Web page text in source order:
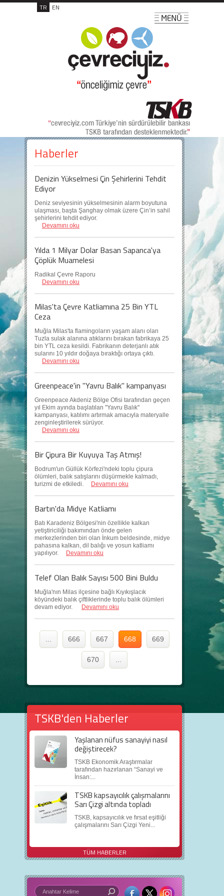
TR EN
Haberler
Denizin Yükselmesi Çin Şehirlerini Tehdit
Ediyor
Deniz seviyesinin yükselmesinin alarm boyutuna
ulaşması, başta Şanghay olmak üzere Çin’in sahil
şehirlerini tehdit ediyor.
Devamını oku
Yılda 1 Milyar Dolar Basan Sapanca'ya
Çöplük Muamelesi
Radikal Çevre Raporu
Devamını oku
Milas'ta Çevre Katliamına 25 Bin YTL
Ceza
Muğla Milas'ta flamingoların yaşam alanı olan
Tuzla sulak alanına atıklarını bırakan fabrikaya 25
bin YTL ceza kesildi. Fabrikanın deterjanlı atık
sularını 10 yıldır doğaya bıraktığı ortaya çıktı.
Devamını oku
Greenpeace'in "Yavru Balık" kampanyası
Greenpeace Akdeniz Bölge Ofisi tarafından geçen
yıl Ekim ayında başlatılan ''Yavru Balık''
kampanyası, katılımı artırmak amacıyla materyalle
zenginleştirilerek sürüyor.
Devamını oku
Bir Çipura Bir Kuyuya Taş Atmış!
Bodrum'un Güllük Körfezi'ndeki toplu çipura
ölümleri, balık satışlarını düşürmekle kalmadı,
turizmi de etkiledi.
Devamını oku
Bartın'da Midye Katliamı
Batı Karadeniz Bölgesi'nin özellikle kalkan
yetiştiriciliği bakımından önde gelen
merkezlerinden biri olan İnkum beldesinde, midye
pahasına kalkan, dil balığı ve yosun katliamı
yapılıyor.
Devamını oku
Telef Olan Balık Sayısı 500 Bini Buldu
Muğla'nın Milas ilçesine bağlı Kıyıkışlacık
köyündeki balık çiftliklerinde toplu balık ölümleri
devam ediyor.
Devamını oku
666 667 668 669
670
TSKB'den Haberler
Yaşlanan nüfus sanayiyi nasıl
değiştirecek?
TSKB Ekonomik Araştırmalar
tarafından hazırlanan “Sanayi ve
İnsan:...
TSKB kapsayıcılık çalışmalarını
Sarı Çizgi altında topladı
TSKB, kapsayıcılık ve fırsat eşitliği
çalışmalarını Sarı Çizgi Yeni...
TÜM HABERLER